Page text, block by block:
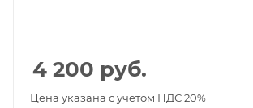
4 200 руб.
Цена указана с учетом НДС 20%